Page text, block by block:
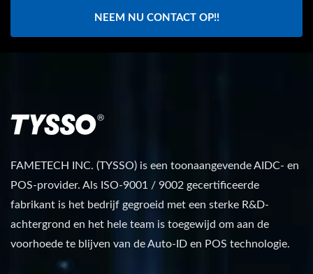
NEEM NU CONTACT OP!!
FAMETECH INC. (TYSSO) is een toonaangevende AIDC- en
POS-provider. Als ISO-9001 / 9002 gecertificeerde
fabrikant is het bedrijf gegroeid met een sterke R&D-
achtergrond en het hele team is toegewijd om aan de
voorhoede te blijven van de Auto-ID en POS technologie.